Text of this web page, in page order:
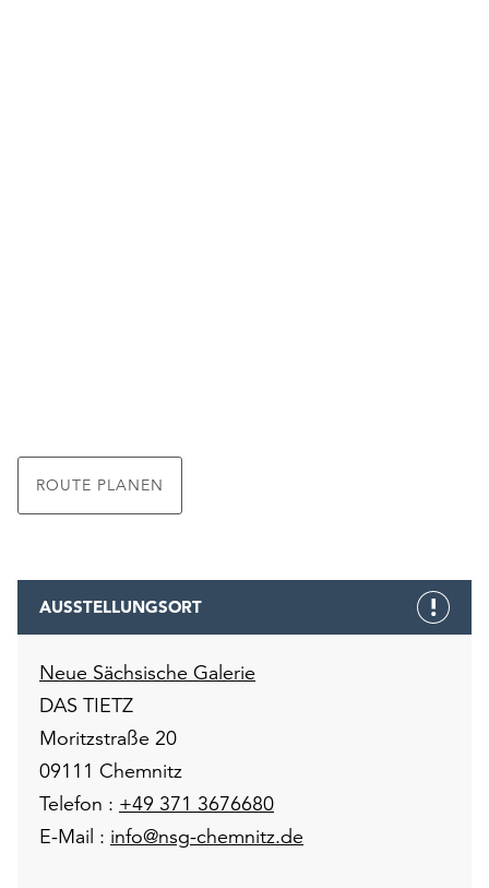
ROUTE PLANEN
AUSSTELLUNGSORT
Neue Sächsische Galerie
DAS TIETZ
Moritzstraße 20
09111 Chemnitz
Telefon : +49 371 3676680
E-Mail : info@nsg-chemnitz.de